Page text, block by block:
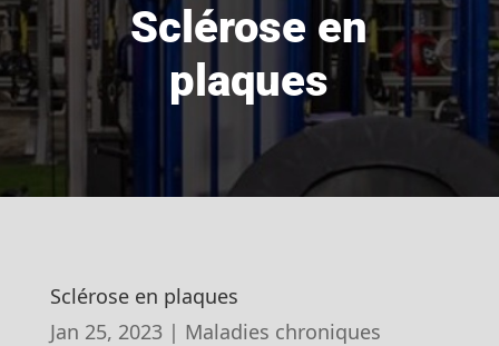
Sclérose en
plaques
Sclérose en plaques
Jan 25, 2023| Maladies chroniques